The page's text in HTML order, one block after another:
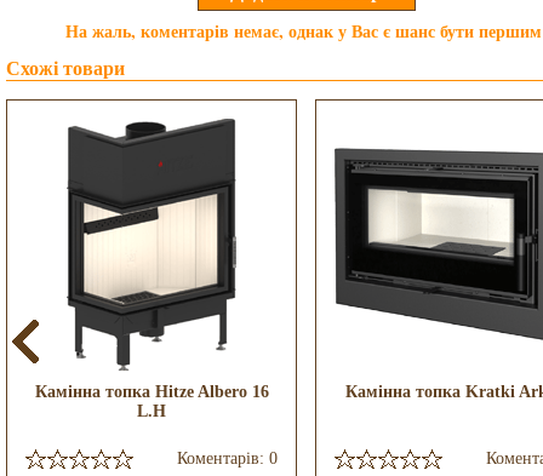
На жаль, коментарів немає, однак у Вас є шанс бути
Схожі товари
Камінна топка Hitze Albero 16
L.H
Коментарів: 0
Камінна топка Kratki